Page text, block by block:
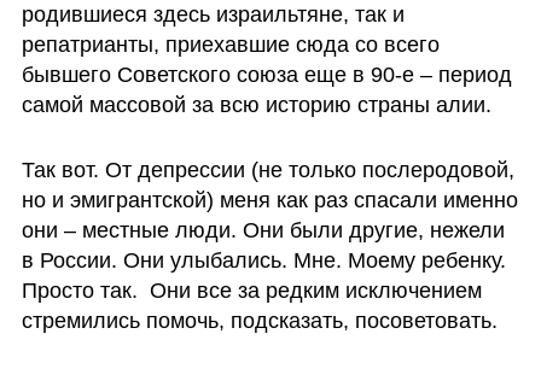
родившиеся здесь израильтяне, так и
репатрианты, приехавшие сюда со всего
бывшего Советского союза еще в 90-е – период
самой массовой за всю историю страны алии.
Так вот. От депрессии (не только послеродовой,
но и эмигрантской) меня как раз спасали именно
они – местные люди. Они были другие, нежели
в России. Они улыбались. Мне. Моему ребенку.
Просто так.  Они все за редким исключением
стремились помочь, подсказать, посоветовать.